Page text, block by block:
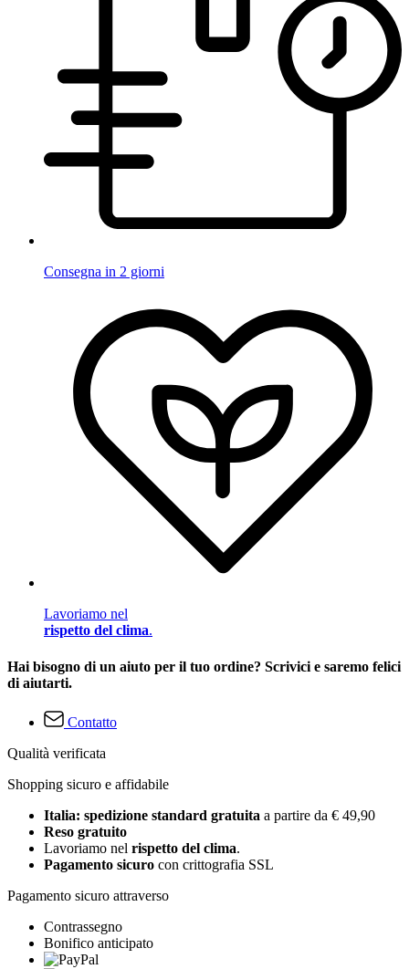
Consegna in 2 giorni
Lavoriamo nel
rispetto del clima.
Hai bisogno di un aiuto per il tuo ordine? Scrivici e saremo felici
di aiutarti.
Contatto
Qualità verificata
Shopping sicuro e affidabile
Italia: spedizione standard gratuita a partire da € 49,90
Reso gratuito
Lavoriamo nel rispetto del clima.
Pagamento sicuro con crittografia SSL
Pagamento sicuro attraverso
Contrassegno
Bonifico anticipato